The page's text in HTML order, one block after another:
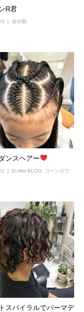
R君
未分類
ンスヘアー
Et,Moi BLOG コーンロウ
スパイラルでパーマデ